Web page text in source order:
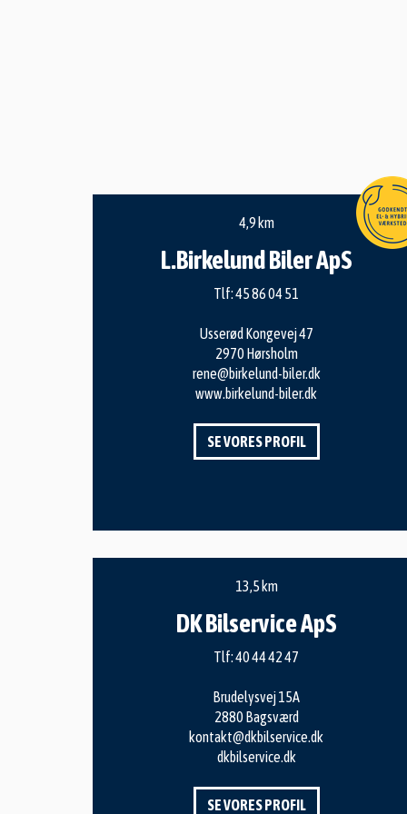
4,9 km
L.Birkelund Biler ApS
Tlf:45 86 04 51
Usserød Kongevej 47
2970 Hørsholm
rene@birkelund-biler.dk
www.birkelund-biler.dk
SE VORES PROFIL
13,5 km
DK Bilservice ApS
Tlf:40 44 42 47
Brudelysvej 15A
2880 Bagsværd
kontakt@dkbilservice.dk
dkbilservice.dk
SE VORES PROFIL